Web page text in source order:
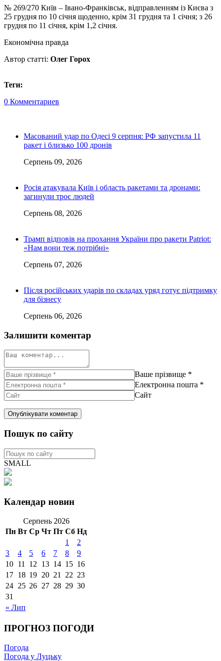
№ 269/270 Київ – Івано-Франківськ, відправленням із Києва з
25 грудня по 10 січня щоденно, крім 31 грудня та 1 січня; з 26
грудня по 11 січня, крім 1,2 січня.
Економічна правда
Автор статті: Олег Горох
Теги:
0 Комментариев
Масований удар по Одесі 9 серпня: РФ запустила 11
ракет і близько 100 дронів
Серпень 09, 2026
Росія атакувала Київ і область ракетами та дронами:
загинули троє людей
Серпень 08, 2026
Трамп відповів на прохання України про ракети Patriot:
«Нам вони теж потрібні»
Серпень 07, 2026
Після російських ударів по складах уряд готує підтримку
для бізнесу
Серпень 06, 2026
Залишити коментар
Ваше прізвище *
Електронна пошта *
Сайт
Пошук по сайту
SMALL
Календар новин
Серпень 2026
Пн Вт Ср Чт Пт Сб Нд
« Лип
1
2
3
4 5 6 7 8
9
10 11 12 13 14 15 16
17 18 19 20 21 22 23
24 25 26 27 28 29 30
31
ПРОГНОЗ ПОГОДИ
Погода
Погода у Луцьку